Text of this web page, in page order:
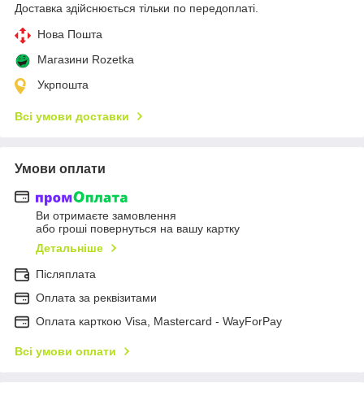
Доставка здійснюється тільки по передоплаті.
Нова Пошта
Магазини Rozetka
Укрпошта
Всі умови доставки
Умови оплати
Ви отримаєте замовлення
або гроші повернуться на вашу картку
Детальніше
Післяплата
Оплата за реквізитами
Оплата карткою Visa, Mastercard - WayForPay
Всі умови оплати